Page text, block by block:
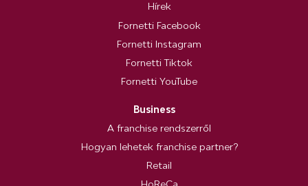
Hírek
Fornetti Facebook
Fornetti Instagram
Fornetti Tiktok
Fornetti YouTube
Business
A franchise rendszerről
Hogyan lehetek franchise partner?
Retail